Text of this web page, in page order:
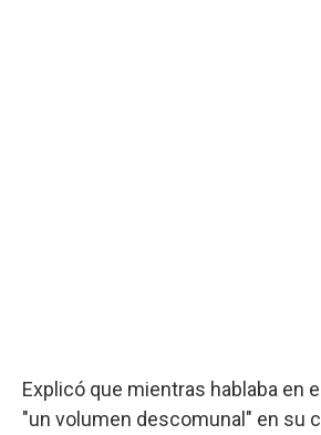
Explicó que mientras hablaba en
"un volumen descomunal" en su